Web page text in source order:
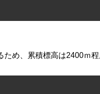
め、累積標高は2400ｍ程